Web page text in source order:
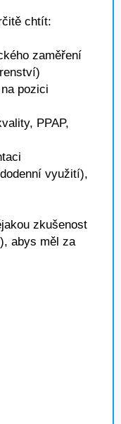
chtít:
zaměření
pozici
PPAP,
využití),
zkušenost
abys měl za